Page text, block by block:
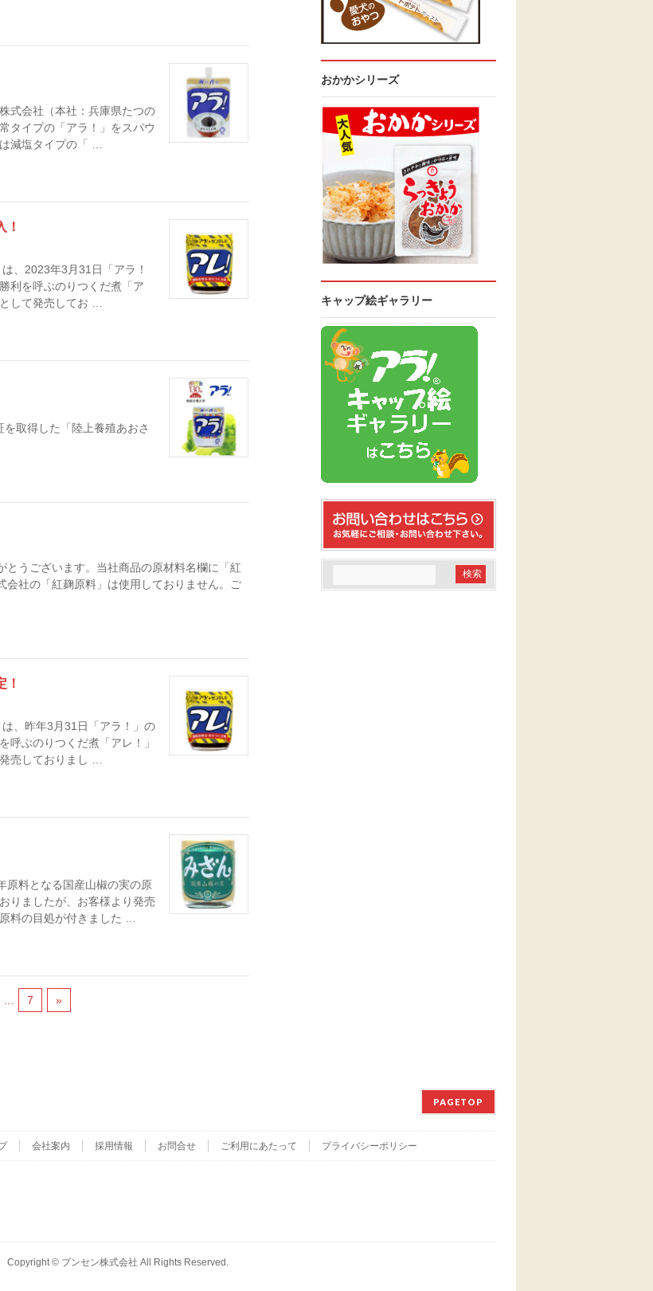
式会社（本社：兵庫県たつの
タイプの「アラ！」をスパウ
減塩タイプの「 …
！
、2023年3月31日「アラ！
利を呼ぶのりつくだ煮「ア
して発売してお …
取得した「陸上養殖あおさ
とうございます。当社商品の原材料名欄に「紅
社の「紅麹原料」は使用しておりません。ご
！
、昨年3月31日「アラ！」の
呼ぶのりつくだ煮「アレ！」
売しておりまし …
原料となる国産山椒の実の原
りましたが、お客様より発売
料の目処が付きました …
7 »
おかかシリーズ
キャップ絵ギャラリー
PAGETOP
会社案内 採用情報 お問合せ ご利用にあたって プライバシーポリシー
Copyright © ブンセン株式会社 All Rights Reserved.